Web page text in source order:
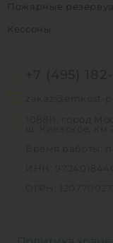
Пожарные
Кессоны